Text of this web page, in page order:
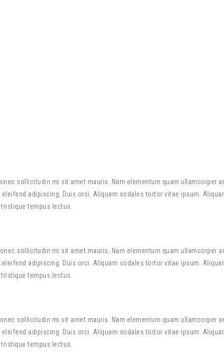
sollicitudin mi sit amet mauris. Nam elementum quam ullamcorper
adipiscing. Duis orci. Aliquam sodales tortor vitae ipsum.
tempus lectus.
sollicitudin mi sit amet mauris. Nam elementum quam ullamcorper
adipiscing. Duis orci. Aliquam sodales tortor vitae ipsum.
tempus lectus.
sollicitudin mi sit amet mauris. Nam elementum quam ullamcorper
adipiscing. Duis orci. Aliquam sodales tortor vitae ipsum.
tempus lectus.